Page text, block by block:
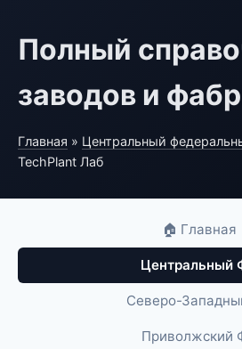
Полный
заводов и
Главная » Центральный
TechPlant Лаб
🏠 Главная
Центральный
Северо-
Приволжский